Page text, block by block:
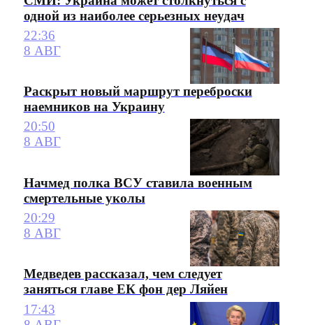
одной из наиболее серьезных неудач
22:36
8 АВГ
Раскрыт новый маршрут переброски
наемников на Украину
20:50
8 АВГ
Начмед полка ВСУ ставила военным
смертельные уколы
20:29
8 АВГ
Медведев рассказал, чем следует
заняться главе ЕК фон дер Ляйен
17:43